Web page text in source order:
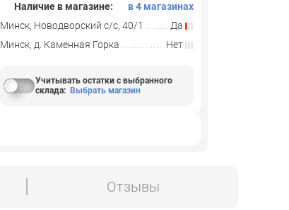
Наличие в магазине:
в 4 магазинах
Минск, Новодворский с/с, 40/1
Да
Минск, д. Каменная Горка
Нет
Учитывать остатки с выбранного
склада: Выбрать магазин
Отзывы